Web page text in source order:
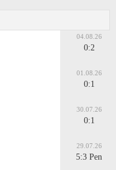
04.08.26
0:2
01.08.26
0:1
30.07.26
0:1
29.07.26
5:3 Pen